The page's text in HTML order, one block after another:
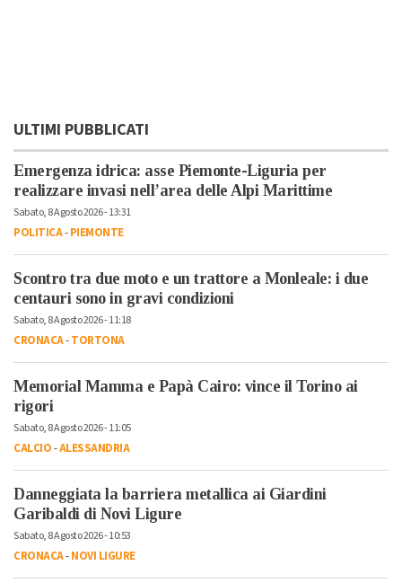
ULTIMI PUBBLICATI
Emergenza idrica: asse Piemonte-Liguria per
realizzare invasi nell’area delle Alpi Marittime
Sabato, 8 Agosto 2026 - 13:31
POLITICA-PIEMONTE
Scontro tra due moto e un trattore a Monleale: i due
centauri sono in gravi condizioni
Sabato, 8 Agosto 2026 - 11:18
CRONACA-TORTONA
Memorial Mamma e Papà Cairo: vince il Torino ai
rigori
Sabato, 8 Agosto 2026 - 11:05
CALCIO-ALESSANDRIA
Danneggiata la barriera metallica ai Giardini
Garibaldi di Novi Ligure
Sabato, 8 Agosto 2026 - 10:53
CRONACA-NOVI LIGURE